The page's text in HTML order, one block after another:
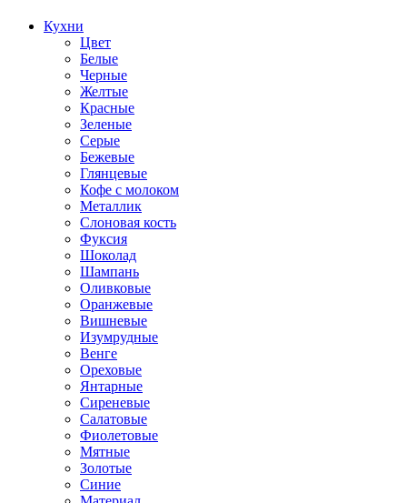
Кухни
Цвет
Белые
Черные
Желтые
Красные
Зеленые
Серые
Бежевые
Глянцевые
Кофе с молоком
Металлик
Слоновая кость
Фуксия
Шоколад
Шампань
Оливковые
Оранжевые
Вишневые
Изумрудные
Венге
Ореховые
Янтарные
Сиреневые
Салатовые
Фиолетовые
Мятные
Золотые
Синие